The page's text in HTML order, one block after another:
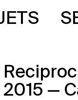
2015 —